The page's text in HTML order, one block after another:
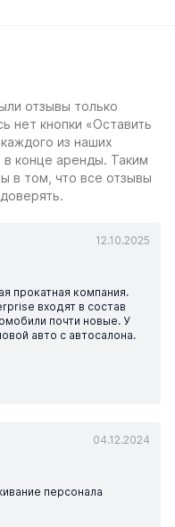
отзывы только
нет кнопки «Оставить
из наших
в конце аренды. Таким
в том, что все отзывы
12.10.2025
прокатная компания.
входят в состав
почти новые. У
авто с автосалона.
04.12.2024
персонала